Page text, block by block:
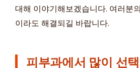
대해 이야기해보겠습니다. 여러분
이라도 해결되길 바랍니다.
피부과에서 많이 선